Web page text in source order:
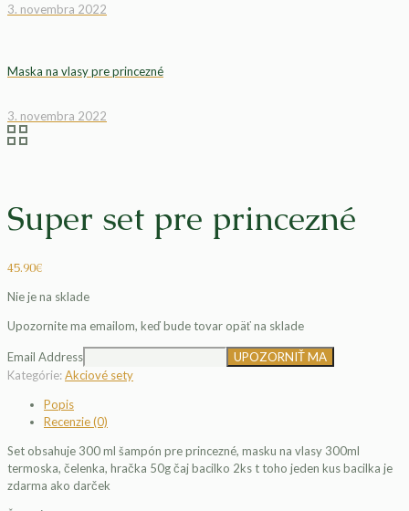
3. novembra 2022
Maska na vlasy pre princezné
3. novembra 2022
Super set pre princezné
45.90€
Nie je na sklade
Upozornite ma emailom, keď bude tovar opäť na sklade
Email Address
Kategórie:Akciové sety
Popis
Recenzie (0)
Set obsahuje 300 ml šampón pre princezné, masku na vlasy 300ml
termoska, čelenka, hračka 50g čaj bacilko 2ks t toho jeden kus bacilka je
zdarma ako darček